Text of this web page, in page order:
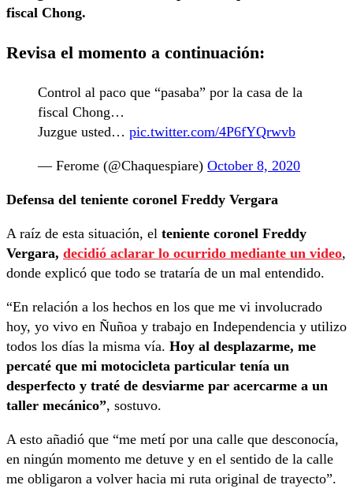
fiscal Chong.
Revisa el momento a continuación:
Control al paco que “pasaba” por la casa de la
fiscal Chong…
Juzgue usted… pic.twitter.com/4P6fYQrwvb
— Ferome (@Chaquespiare) October 8, 2020
Defensa del teniente coronel Freddy Vergara
A raíz de esta situación, el teniente coronel Freddy
Vergara, decidió aclarar lo ocurrido mediante un video,
donde explicó que todo se trataría de un mal entendido.
“En relación a los hechos en los que me vi involucrado
hoy, yo vivo en Ñuñoa y trabajo en Independencia y utilizo
todos los días la misma vía. Hoy al desplazarme, me
percaté que mi motocicleta particular tenía un
desperfecto y traté de desviarme par acercarme a un
taller mecánico”, sostuvo.
A esto añadió que “me metí por una calle que desconocía,
en ningún momento me detuve y en el sentido de la calle
me obligaron a volver hacia mi ruta original de trayecto”.